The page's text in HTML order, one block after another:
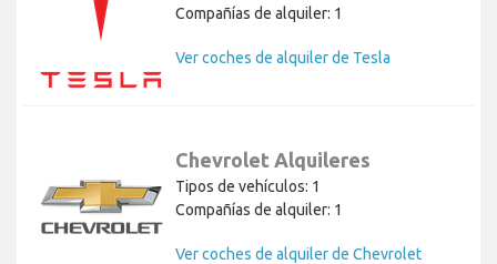
Compañías de alquiler: 1
Ver coches de alquiler de Tesla
Chevrolet Alquileres
Tipos de vehículos: 1
Compañías de alquiler: 1
Ver coches de alquiler de Chevrolet